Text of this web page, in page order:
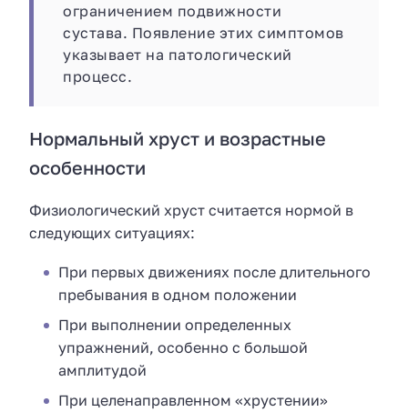
ограничением подвижности
сустава. Появление этих симптомов
указывает на патологический
процесс.
Нормальный хруст и возрастные
особенности
Физиологический хруст считается нормой в
следующих ситуациях:
При первых движениях после длительного
пребывания в одном положении
При выполнении определенных
упражнений, особенно с большой
амплитудой
При целенаправленном «хрустении»